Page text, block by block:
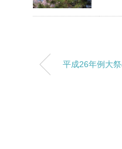
平成26年例大